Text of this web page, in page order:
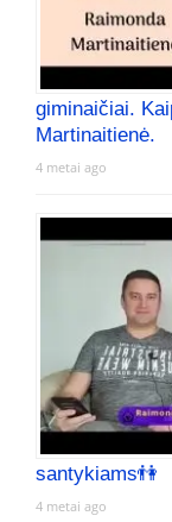
giminaičiai.
Martinaitienė.
4 metai ago
santykiams👫
4 metai ago